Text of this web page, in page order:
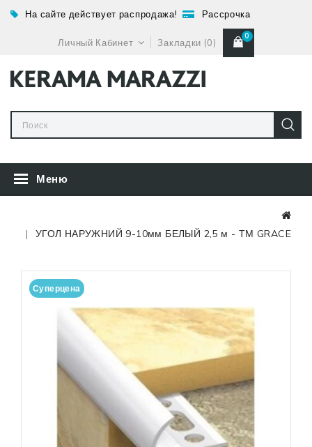
На сайте действует распродажа! Рассрочка
Личный Кабинет Закладки (0)
0
Меню
УГОЛ НАРУЖНИЙ 9-10мм БЕЛЫЙ 2,5 м - ТМ GRACE
Суперцена